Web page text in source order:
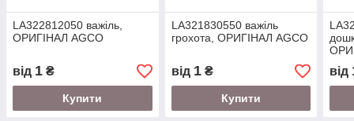
LA322812050 важіль,
ОРИГІНАЛ AGCO
від 1 ₴
Купити
LA321830550 важіль
грохота, ОРИГІНАЛ AGCO
від 1₴
Купити
від